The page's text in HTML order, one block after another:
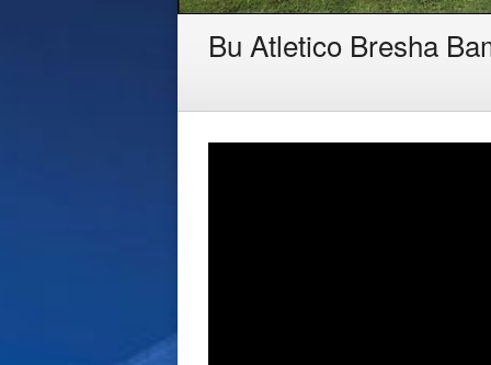
Bu Atletico Bresha